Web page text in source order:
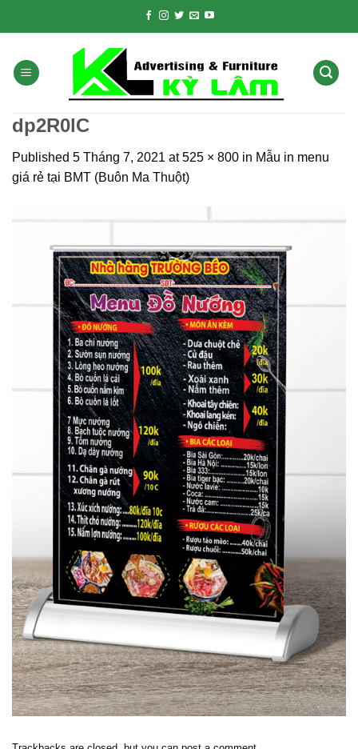
dp2R0lC
Published 5 Tháng 7, 2021 at525 × 800 in Mẫu in menu
giá rẻ tại BMT (Buôn Ma Thuột)